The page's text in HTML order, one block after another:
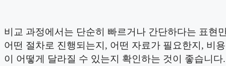
비교 과정에서는 단순히 빠르거나 간단하다는 표현
어떤 절차로 진행되는지, 어떤 자료가 필요한지, 비
이 어떻게 달라질 수 있는지 확인하는 것이 좋습니다